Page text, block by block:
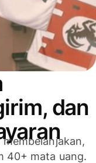
dan
40+ mata uang.